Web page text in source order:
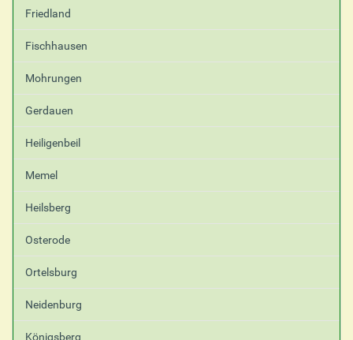
Friedland
Fischhausen
Mohrungen
Gerdauen
Heiligenbeil
Memel
Heilsberg
Osterode
Ortelsburg
Neidenburg
Königsberg